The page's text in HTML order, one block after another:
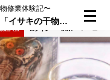
修業体験記〜
旬の夏につくろう！上品で味が濃い白身「イサキの干物」は日本酒が止まらなくなる美味